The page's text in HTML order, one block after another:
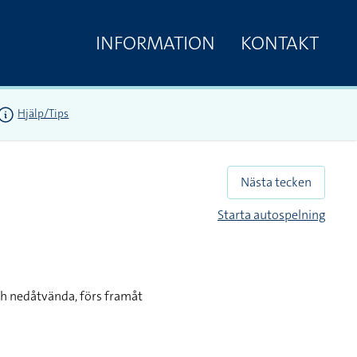
INFORMATION KONTAKT
Hjälp/Tips
Nästa tecken
Starta autospelning
nedåtvända, förs framåt